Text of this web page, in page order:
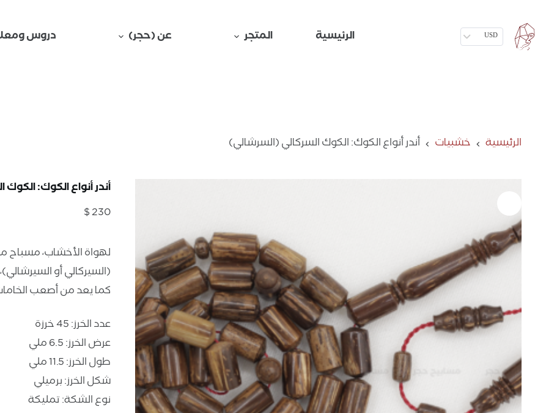
USD الرئيسية المتجر عن (حجر) دروس
الرئيسية خشبيات أندر أنواع الكوك: الكوك السركالي (السرشالي)
أندر أنواع الكوك:
$230
لهواة الأخشاب، مسباح
(السيركالي أو
كما يعد من أصعب
عدد الخرز: 45 خرزة
عرض الخرز: 6.5 ملي
طول الخرز: 11.5 ملي
شكل الخرز: برميلي
نوع الشكة: تمليكة